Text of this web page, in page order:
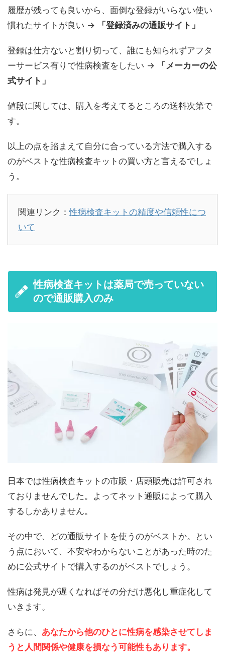
履歴が残っても良いから、面倒な登録がいらない使い
慣れたサイトが良い →
「登録済みの通販サイト」
登録は仕方ないと割り切って、誰にも知られずアフタ
ーサービス有りで性病検査をしたい →
「メーカーの公
式サイト」
値段に関しては、購入を考えてるところの送料次第で
す。
以上の点を踏まえて自分に合っている方法で購入する
のがベストな性病検査キットの買い方と言えるでしょ
う。
関連リンク：性病検査キットの精度や信頼性につ
いて
性病検査キットは薬局で売っていない
ので通販購入のみ
日本では性病検査キットの市販・店頭販売は許可され
ておりませんでした。よってネット通販によって購入
するしかありません。
その中で、どの通販サイトを使うのがベストか。とい
う点において、不安やわからないことがあった時のた
めに公式サイトで購入するのがベストでしょう。
性病は発見が遅くなればその分だけ悪化し重症化して
いきます。
さらに、 あなたから他のひとに性病を感染させてしま
うと人間関係や健康を損なう可能性もあります。